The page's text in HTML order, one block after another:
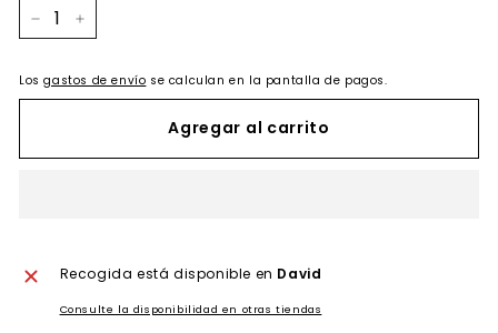
Losgastos de envío se calculan en la pantalla de pagos.
Agregar al carrito
Recogida está disponible en David
Consulte la disponibilidad en otras tiendas